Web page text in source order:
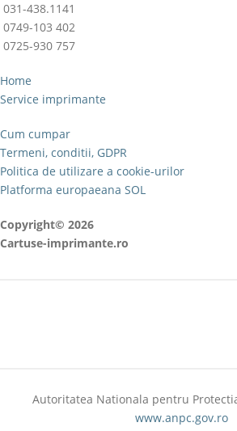
031-438.1141
0749-103 402
0725-930 757
Home
Service imprimante
Cum cumpar
Termeni, conditii, GDPR
Politica de utilizare a cookie-urilor
Platforma europaeana SOL
Copyright© 2026
Cartuse-imprimante.ro
Autoritatea Nationala pentru
www.anpc.gov.ro